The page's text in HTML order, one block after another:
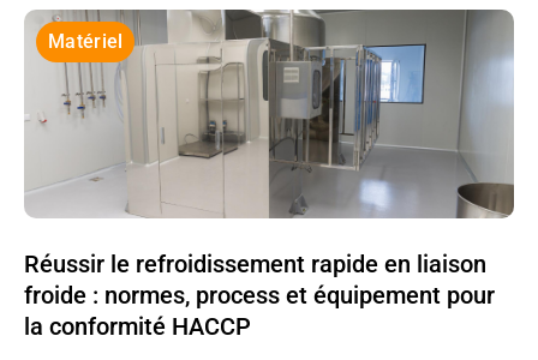
Matériel
Réussir le refroidissement rapide en liaison
froide : normes, process et équipement pour
la conformité HACCP